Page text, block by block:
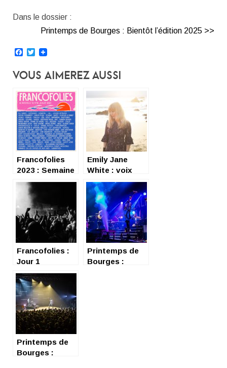
Dans le dossier :
Printemps de Bourges : Bientôt l’édition 2025 >>
Facebook
Twitter
Vous Aimerez Aussi
Francofolies
2023 : Semaine
de folies à La
Rochelle !
Emily Jane
White : voix
céleste
Francofolies :
Jour 1
Printemps de
Bourges :
Printemps de
Bourges :